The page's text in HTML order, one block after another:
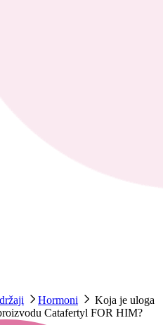
Hormoni
Koja je uloga
Catafertyl FOR HIM?